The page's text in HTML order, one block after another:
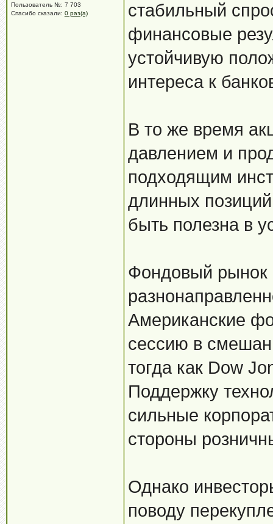
Пользователь №: 7 703
Спасибо сказали: 0 раз(а)
стабильный
финансовые
устойчивую
интереса к
В то же время
давлением и
подходящим
длинных
быть полезна в
Фондовый
Американские
сессию в
тогда как Dow
Поддержку
сильные
стороны
Однако
поводу